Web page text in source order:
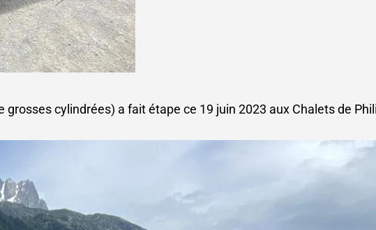
cylindrées) a fait étape ce 19 juin 2023 aux Chalets de